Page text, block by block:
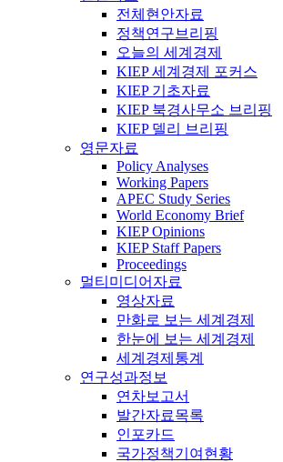
전체현안자료
정책연구브리핑
오늘의 세계경제
KIEP 세계경제 포커스
KIEP 기초자료
KIEP 북경사무소 브리핑
KIEP 델리 브리핑
영문자료
Policy Analyses
Working Papers
APEC Study Series
World Economy Brief
KIEP Opinions
KIEP Staff Papers
Proceedings
멀티미디어자료
영상자료
만화로 보는 세계경제
한눈에 보는 세계경제
세계경제통계
연구성과정보
연차보고서
발간자료목록
인포카드
국가정책기여현황